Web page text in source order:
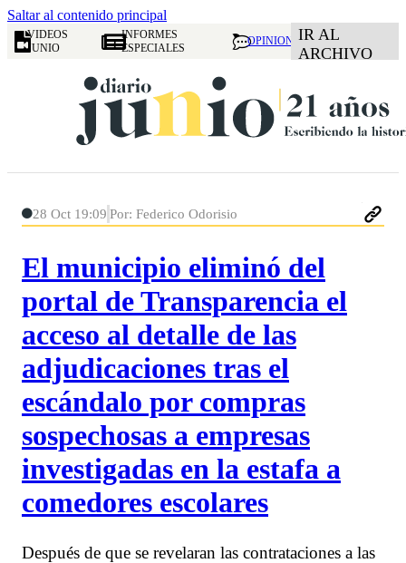
Saltar al contenido principal
VIDEOS
JUNIO
INFORMES
ESPECIALES
OPINION IR AL
ARCHIVO
28 Oct 19:09 Por: Federico Odorisio
El municipio eliminó del
portal de Transparencia el
acceso al detalle de las
adjudicaciones tras el
escándalo por compras
sospechosas a empresas
investigadas en la estafa a
comedores escolares
Después de que se revelaran las contrataciones a las